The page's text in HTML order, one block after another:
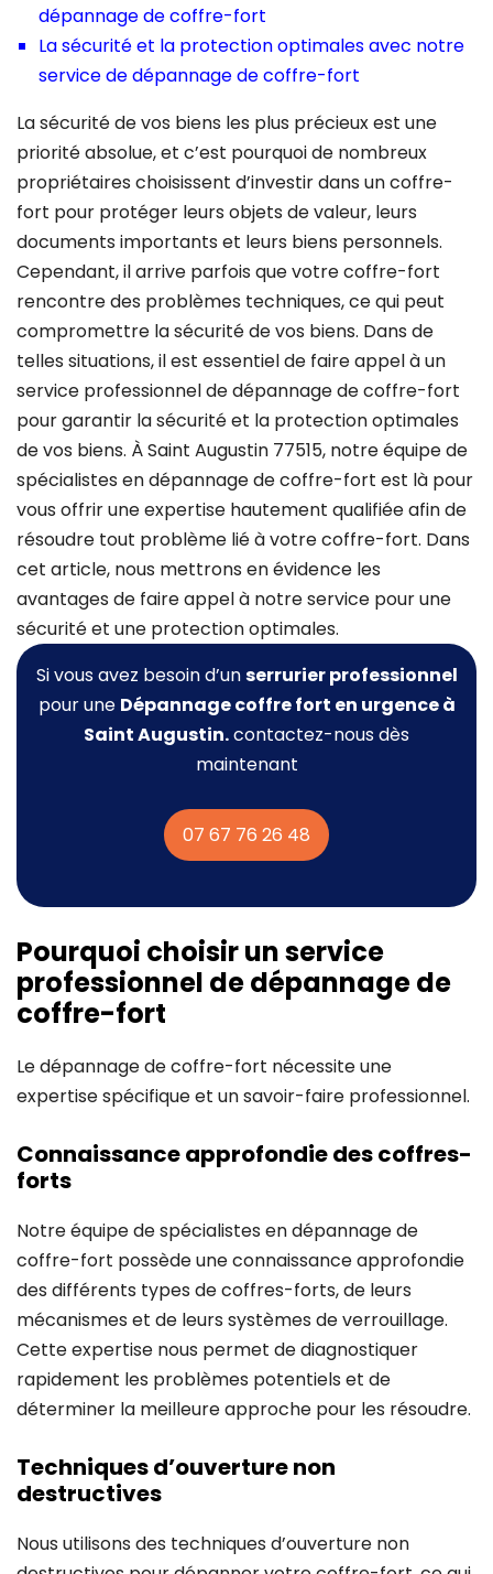
dépannage de coffre-fort
La sécurité et la protection optimales avec notre
service de dépannage de coffre-fort
La sécurité de vos biens les plus précieux est une
priorité absolue, et c’est pourquoi de nombreux
propriétaires choisissent d’investir dans un coffre-
fort pour protéger leurs objets de valeur, leurs
documents importants et leurs biens personnels.
Cependant, il arrive parfois que votre coffre-fort
rencontre des problèmes techniques, ce qui peut
compromettre la sécurité de vos biens. Dans de
telles situations, il est essentiel de faire appel à un
service professionnel de dépannage de coffre-fort
pour garantir la sécurité et la protection optimales
de vos biens. À Saint Augustin 77515, notre équipe de
spécialistes en dépannage de coffre-fort est là pour
vous offrir une expertise hautement qualifiée afin de
résoudre tout problème lié à votre coffre-fort. Dans
cet article, nous mettrons en évidence les
avantages de faire appel à notre service pour une
sécurité et une protection optimales.
Si vous avez besoin d’unserrurier professionnel
pour une Dépannage coffre fort en urgence à
Saint Augustin.contactez-nous dès
maintenant
07 67 76 26 48
Pourquoi choisir un service
professionnel de dépannage de
coffre-fort
Le dépannage de coffre-fort nécessite une
expertise spécifique et un savoir-faire professionnel.
Connaissance approfondie des coffres-
forts
Notre équipe de spécialistes en dépannage de
coffre-fort possède une connaissance approfondie
des différents types de coffres-forts, de leurs
mécanismes et de leurs systèmes de verrouillage.
Cette expertise nous permet de diagnostiquer
rapidement les problèmes potentiels et de
déterminer la meilleure approche pour les résoudre.
Techniques d’ouverture non
destructives
Nous utilisons des techniques d’ouverture non